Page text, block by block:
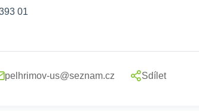
01
pelhrimov-us@seznam.cz Sdílet